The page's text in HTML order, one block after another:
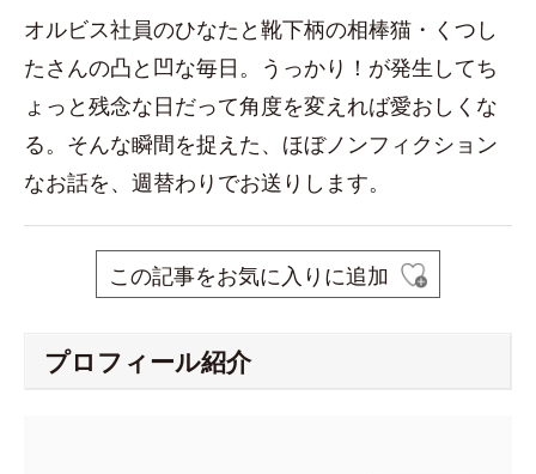
オルビス社員のひなたと靴下柄の相棒猫・くつし
たさんの凸と凹な毎日。うっかり！が発生してち
ょっと残念な日だって角度を変えれば愛おしくな
る。そんな瞬間を捉えた、ほぼノンフィクション
なお話を、週替わりでお送りします。
この記事をお気に入りに追加
プロフィール紹介